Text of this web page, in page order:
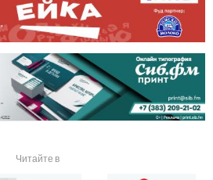
Читайте в